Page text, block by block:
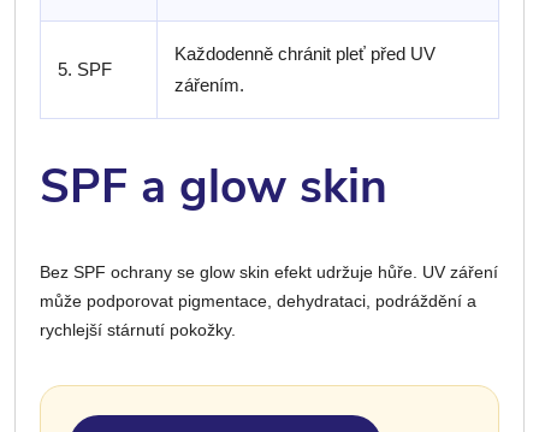
5. SPF
Každodenně chránit pleť před UV
zářením.
SPF a glow skin
Bez SPF ochrany se glow skin efekt udržuje hůře. UV záření
může podporovat pigmentace, dehydrataci, podráždění a
rychlejší stárnutí pokožky.